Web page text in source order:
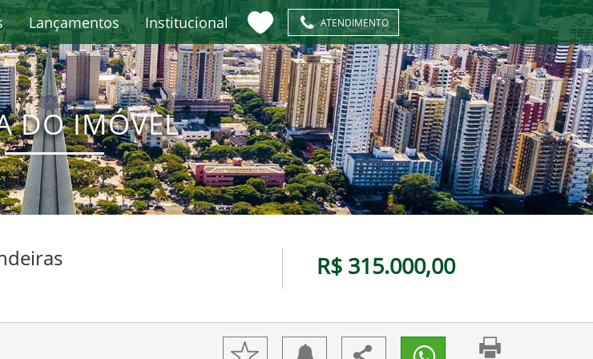
Lançamentos Institucional ATENDIMENTO
DO IMÓVEL
R$ 315.000,00